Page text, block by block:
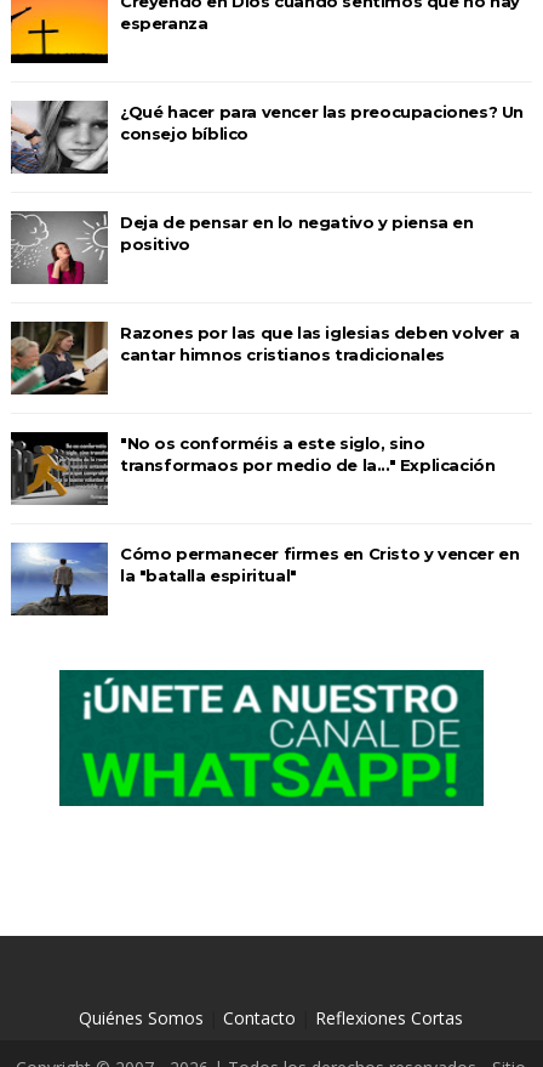
esperanza
¿Qué hacer para vencer las preocupaciones? Un
consejo bíblico
Deja de pensar en lo negativo y piensa en
positivo
Razones por las que las iglesias deben volver a
cantar himnos cristianos tradicionales
"No os conforméis a este siglo, sino
transformaos por medio de la..." Explicación
Cómo permanecer firmes en Cristo y vencer en
la "batalla espiritual"
Quiénes Somos |Contacto Reflexiones Cortas